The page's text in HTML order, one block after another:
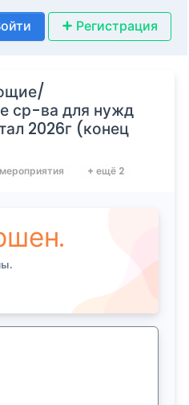
Регистрация
ср-ва для нужд
2026г (конец
+ ещё 2